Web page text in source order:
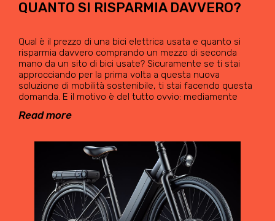
QUANTO SI RISPARMIA DAVVERO?
Qual è il prezzo di una bici elettrica usata e quanto si
risparmia davvero comprando un mezzo di seconda
mano da un sito di bici usate? Sicuramente se ti stai
approcciando per la prima volta a questa nuova
soluzione di mobilità sostenibile, ti stai facendo questa
domanda. E il motivo è del tutto ovvio: mediamente
Read more